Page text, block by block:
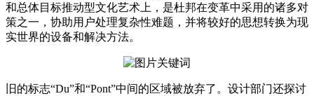
和总体目标推动型文化艺术上，是杜邦在变革中采用的诸多对
策之一，协助用户处理复杂性难题，并将较好的思想转换为现
实世界的设备和解决方法。
旧的标志“Du”和“Pont”中间的区域被放弃了。设计部门还探讨